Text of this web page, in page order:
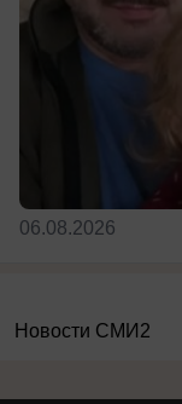
06.08.2026
Новости СМИ2